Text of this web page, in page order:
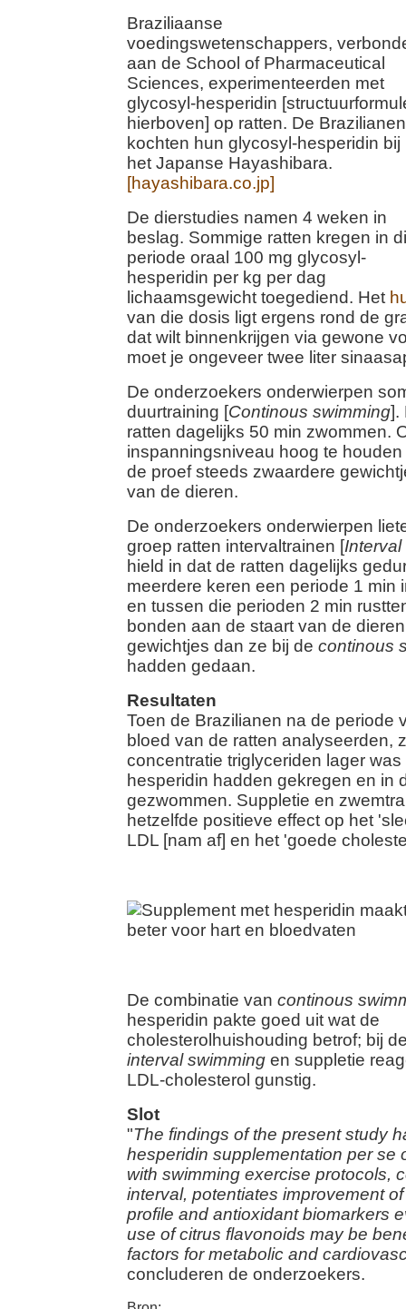
Braziliaanse
voedingswetenschappers,
aan de School of Pharmaceutical
Sciences, experimenteerden met
glycosyl-hesperidin
hierboven] op ratten. De Brazilianen
kochten hun glycosyl-hesperidin bij
het Japanse Hayashibara.
[hayashibara.co.jp]
De dierstudies namen 4 weken in
beslag. Sommige ratten kregen in
periode oraal 100 mg glycosyl-
hesperidin per kg per dag
lichaamsgewicht toegediend. Het
van die dosis ligt ergens rond de
dat wilt binnenkrijgen via gewone
moet je ongeveer twee liter
De onderzoekers onderwierpen
duurtraining [Continous swimming].
ratten dagelijks 50 min zwommen.
inspanningsniveau hoog te
de proef steeds zwaardere
van de dieren.
De onderzoekers onderwierpen
groep ratten intervaltrainen [Interval
hield in dat de ratten dagelijks
meerdere keren een periode 1 min
en tussen die perioden 2 min
bonden aan de staart van de
gewichtjes dan ze bij de continous
hadden gedaan.
Resultaten
Toen de Brazilianen na de periode
bloed van de ratten analyseerden,
concentratie triglyceriden lager
hesperidin hadden gekregen en in
gezwommen. Suppletie en
hetzelfde positieve effect op het
LDL [nam af] en het 'goede
De combinatie van continous
hesperidin pakte goed uit wat de
cholesterolhuishouding betrof; bij
interval swimming en suppletie
LDL-cholesterol gunstig.
Slot
"The findings of the present study
hesperidin supplementation per se
with swimming exercise protocols,
interval, potentiates improvement
profile and antioxidant biomarkers
use of citrus flavonoids may be
factors for metabolic and
concluderen de onderzoekers.